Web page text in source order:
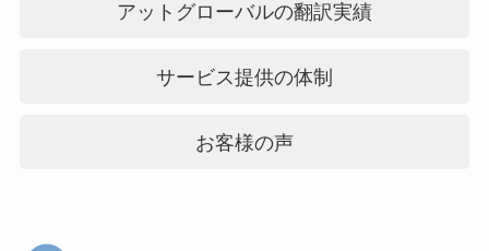
アットグローバルの翻訳実績
サービス提供の体制
お客様の声